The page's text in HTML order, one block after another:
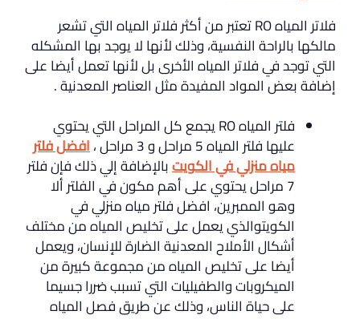
فلاتر المياه RO تعتبر من أكثر فلاتر المياه التي تشعر
مالكها بالراحة النفسية، وذلك لأنها لا يوجد بها المشكله
التي توجد في فلاتر المياه الأخرى بل لأنها تعمل أيضا على
إضافة بعض المواد المفيدة مثل العناصر المعدنية .
فلتر المياه RO يجمع كل المراحل التي يحتوي
عليها فلتر المياه 5 مراحل و 3 مراحل ، افضل فلتر
مياه منزلي في الكويتبالإضافة إلي ذلك فإن فلتر
7 مراحل يحتوي على أهم مكون في الفلتر ألا
وهو الممبرين، افضل فلتر مياه منزلي في
الكويتوالذي يعمل على تخليص المياه من مختلف
أشكال الأملاح المعدنية الضارة للإنسان، ويعمل
أيضا على تخليص المياه من مجموعة كبيرة من
الميكروبات والطفيليات التي تسبب ضررا جسيما
على حياة الناس، وذلك عن طريق فصل المياه